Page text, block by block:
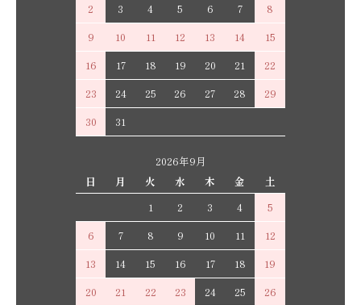
2
3 4 5 6 7
8
9
10 11 12 13 14
15
16
17 18 19 20 21
22
23
24 25 26 27 28
29
30
31
2026年9月
日
月 火 水 木 金
土
1
2 3 4
5
6
7 8 9 10 11
12
13
14 15 16 17 18
19
20
21 22 23 24 25
26